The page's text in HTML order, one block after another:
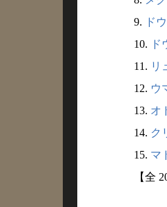
9. ド
10. ド
11. リ
12. ウ
13. オ
14. ク
15. マ
【全